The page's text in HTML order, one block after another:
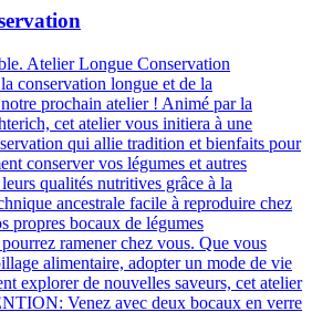
. Atelier Longue Conservation
conservation longue et de la
prochain atelier ! Animé par la
cet atelier vous initiera à une
qui allie tradition et bienfaits pour
conserver vos légumes et autres
qualités nutritives grâce à la
ancestrale facile à reproduire chez
propres bocaux de légumes
ramener chez vous. Que vous
alimentaire, adopter un mode de vie
explorer de nouvelles saveurs, cet atelier
Venez avec deux bocaux en verre